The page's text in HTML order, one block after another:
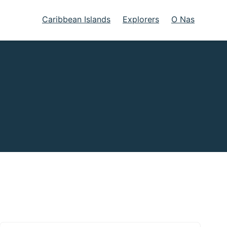
Caribbean Islands Explorers O Nas